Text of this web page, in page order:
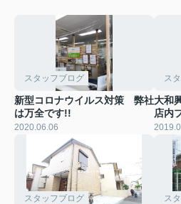
スタッフブログ
新型コロナウイルス対策 弊社
は万全です!!
2020.06.06
ス
大和
店内
スタッフブログ ス